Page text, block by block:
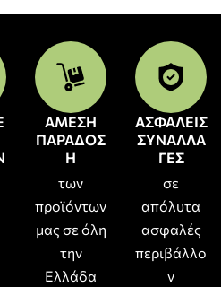
ΑΜΕΣΗ
ΠΑΡΑΔΟΣ
Η
των
προϊόντων
μας σε όλη
την
Ελλάδα
ΑΣΦΑΛΕΙΣ
ΣΥΝΑΛΛΑ
ΓΕΣ
σε
απόλυτα
ασφαλές
περιβάλλο
ν